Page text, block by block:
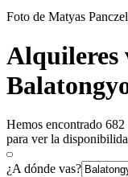
Foto de Matyas Panczel
Alquileres
Hemos encontrado
para ver la
¿A dónde vas?